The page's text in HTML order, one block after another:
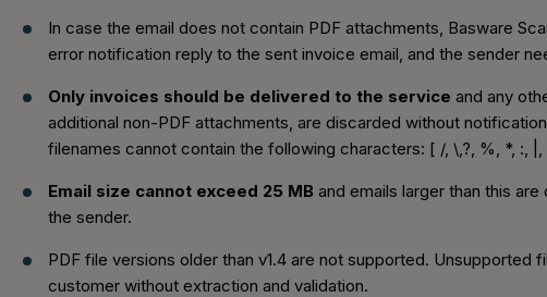
In case the email does not contain PDF attachments, Basware
error notification reply to the sent invoice email, and the sender
Only invoices should be delivered to the service and any
additional non-PDF attachments, are discarded without
filenames cannot contain the following characters: [ /, \,?, %, *, :, |,
Email size cannot exceed 25 MB and emails larger than this
the sender.
PDF file versions older than v1.4 are not supported. Unsupported
customer without extraction and validation.